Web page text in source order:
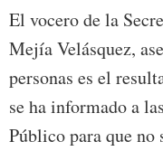
El vocero de la
Mejía Velásquez,
personas es el
se ha informado a
Público para que no